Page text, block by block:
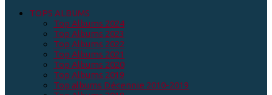
TOPS ALBUMS
Top Albums 2024
Top Albums 2023
Top Albums 2022
Top Albums 2021
Top Albums 2020
Top Albums 2019
Top albums Décennie 2010-2019